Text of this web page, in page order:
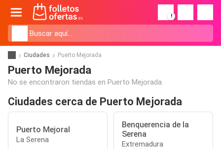
!
Ciudades Puerto Mejorada
Puerto Mejorada
No se encontraron tiendas en Puerto Mejorada.
Ciudades cerca de Puerto Mejorada
Puerto Mejoral
La Serena
Benquerencia de la
Serena
Extremadura